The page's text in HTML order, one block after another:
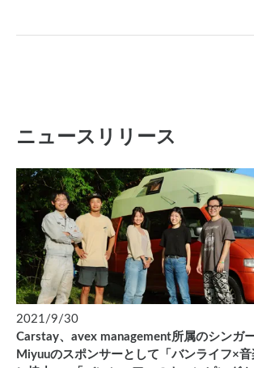
ニュースリリース
2021/9/30
Carstay、avex management所属のシンガ
Miyuuのスポンサーとして「バンライフ×